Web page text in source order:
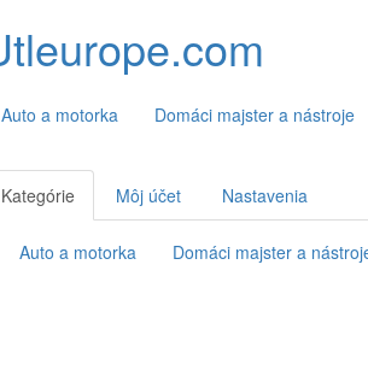
Auto a motorka Domáci majster a nástroje
Kategórie Môj účet Nastavenia
Auto a motorka Domáci majster a